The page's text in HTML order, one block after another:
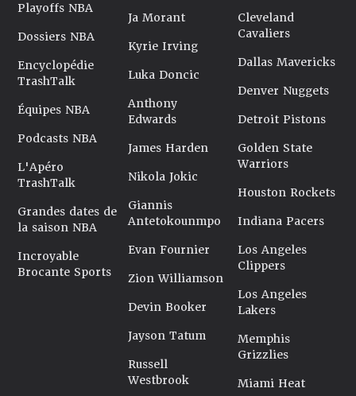
Playoffs NBA
Dossiers NBA
Encyclopédie
TrashTalk
Équipes NBA
Podcasts NBA
L'Apéro
TrashTalk
Grandes dates de
la saison NBA
Incroyable
Brocante Sports
Ja Morant
Kyrie Irving
Luka Doncic
Anthony
Edwards
James Harden
Nikola Jokic
Giannis
Antetokounmpo
Evan Fournier
Zion Williamson
Devin Booker
Jayson Tatum
Russell
Westbrook
Cleveland
Cavaliers
Dallas Mavericks
Denver Nuggets
Detroit Pistons
Golden State
Warriors
Houston Rockets
Indiana Pacers
Los Angeles
Clippers
Los Angeles
Lakers
Memphis
Grizzlies
Miami Heat